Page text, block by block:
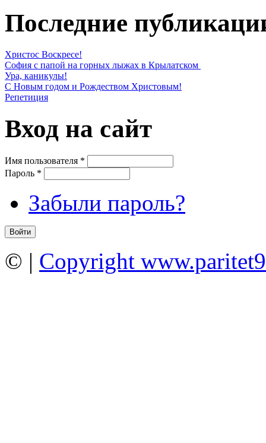
Последние
Христос Воскресе!
София с папой на горных лыжах в Крылатском
Ура, каникулы!
С Новым годом и Рождеством Христовым!
Репетиция
Вход на сайт
Имя пользователя *
Пароль *
Забыли пароль?
© | Copyright